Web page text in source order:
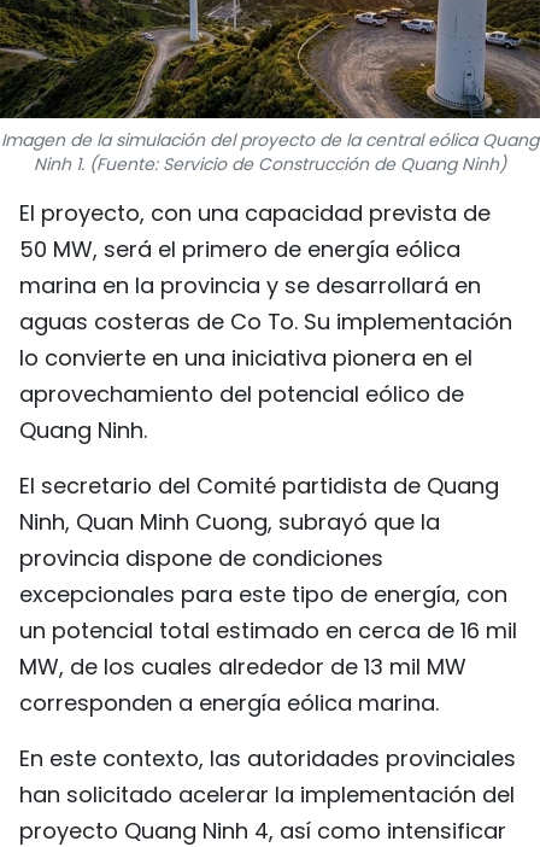
¿QUIÉNES SOMOS?
TIẾNG VIỆT
ENGLISH
中文
FRANÇAIS
РУССКИЙ
Imagen de la simulación del proyecto de la central eólica Quang
Ninh 1. (Fuente: Servicio de Construcción de Quang Ninh)
El proyecto, con una capacidad prevista de
50 MW, será el primero de energía eólica
marina en la provincia y se desarrollará en
aguas costeras de Co To. Su implementación
lo convierte en una iniciativa pionera en el
aprovechamiento del potencial eólico de
Quang Ninh.
El secretario del Comité partidista de Quang
Ninh, Quan Minh Cuong, subrayó que la
provincia dispone de condiciones
excepcionales para este tipo de energía, con
un potencial total estimado en cerca de 16 mil
MW, de los cuales alrededor de 13 mil MW
corresponden a energía eólica marina.
En este contexto, las autoridades provinciales
han solicitado acelerar la implementación del
proyecto Quang Ninh 4, así como intensificar